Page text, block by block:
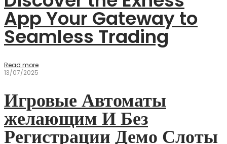
App Your Gateway to
Seamless Trading
Read more
13/07/2025
Игровые Автоматы
желающим И Без
Регистрации Демо Слоты